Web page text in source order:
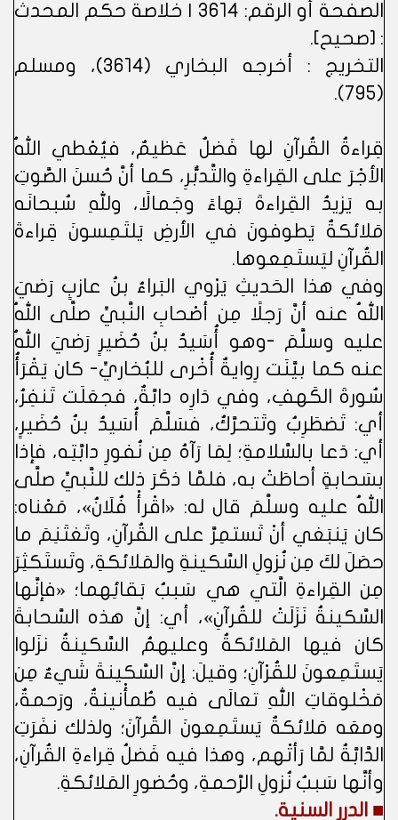
الصفحة أو الرقم: 3614 | خلاصة حكم المحدث
: [صحيح].
التخريج : أخرجه البخاري (3614)، ومسلم
(795).
قِراءةُ القُرآنِ لها فَضلٌ عَظيمٌ، فيُعْطي اللهُ
الأجْرَ على القِراءةِ والتَّدبُّرِ، كما أنَّ حُسنَ الصَّوتِ
به يَزيدُ القِراءةَ بَهاءً وجَمالًا، وللهِ سُبحانَه
مَلائكةٌ يَطوفونَ في الأرضِ يَلتَمِسونَ قِراءةَ
القُرآنِ ليَستَمِعوها.
وفي هذا الحَديثِ يَرْوي البَراءُ بنُ عازبٍ رَضيَ
اللهُ عنه أنَّ رَجلًا مِن أصْحابِ النَّبيِّ صلَّى اللهُ
عليه وسلَّمَ -وهو أُسَيدُ بنُ حُضَيرٍ رَضيَ اللهُ
عنه كما بيَّنَت رِوايةٌ أُخْرى للبُخاريِّ- كان يَقْرَأُ
سُورةَ الكَهفِ، وفي دَارِه دابَّةٌ، فجعَلَت تَنفِرُ،
أي: تَضطَرِبُ وتَتحرَّكُ، فسَلَّمَ أُسَيدُ بنُ حُضَيرٍ،
أي: دَعا بالسَّلامةِ؛ لِمَا رَآهُ مِن نُفورِ دابَّتِه، فإذا
بسَحابةٍ أحاطَتْ به، فلمَّا ذكَرَ ذلك للنَّبيِّ صلَّى
اللهُ عليه وسلَّمَ قال له: «اقْرأْ فُلَانُ»، مَعْناه:
كان يَنبَغي أنْ تَستمِرَّ على القُرآنِ، وتَغتَنِمَ ما
حصَلَ لكَ مِن نُزولِ السَّكينةِ والمَلائكةِ، وتَستَكثِرَ
مِن القِراءةِ الَّتي هي سَببُ بَقائِهما؛ «فإنَّها
السَّكينةُ نَزَلَتْ للقُرآنِ»، أي: إنَّ هذه السَّحابةَ
كان فيها المَلائكةُ وعليهمُ السَّكينةُ نزَلوا
يَستَمِعونَ للقُرْآنِ؛ وقيلَ: إنَّ السَّكينةَ شَيءٌ مِن
مَخْلوقاتِ اللهِ تعالَى فيه طُمأْنينةٌ، ورَحمةٌ،
ومعَه مَلائكةٌ يَستَمِعونَ القُرآنَ؛ ولذلك نفَرَتِ
الدَّابَّةُ لمَّا رَأتْهم، وهذا فيه فَضلُ قِراءةِ القُرآنِ،
وأنَّها سَببُ نُزولِ الرَّحمةِ، وحُضورِ المَلائكةِ.
■ الدرر السنية.